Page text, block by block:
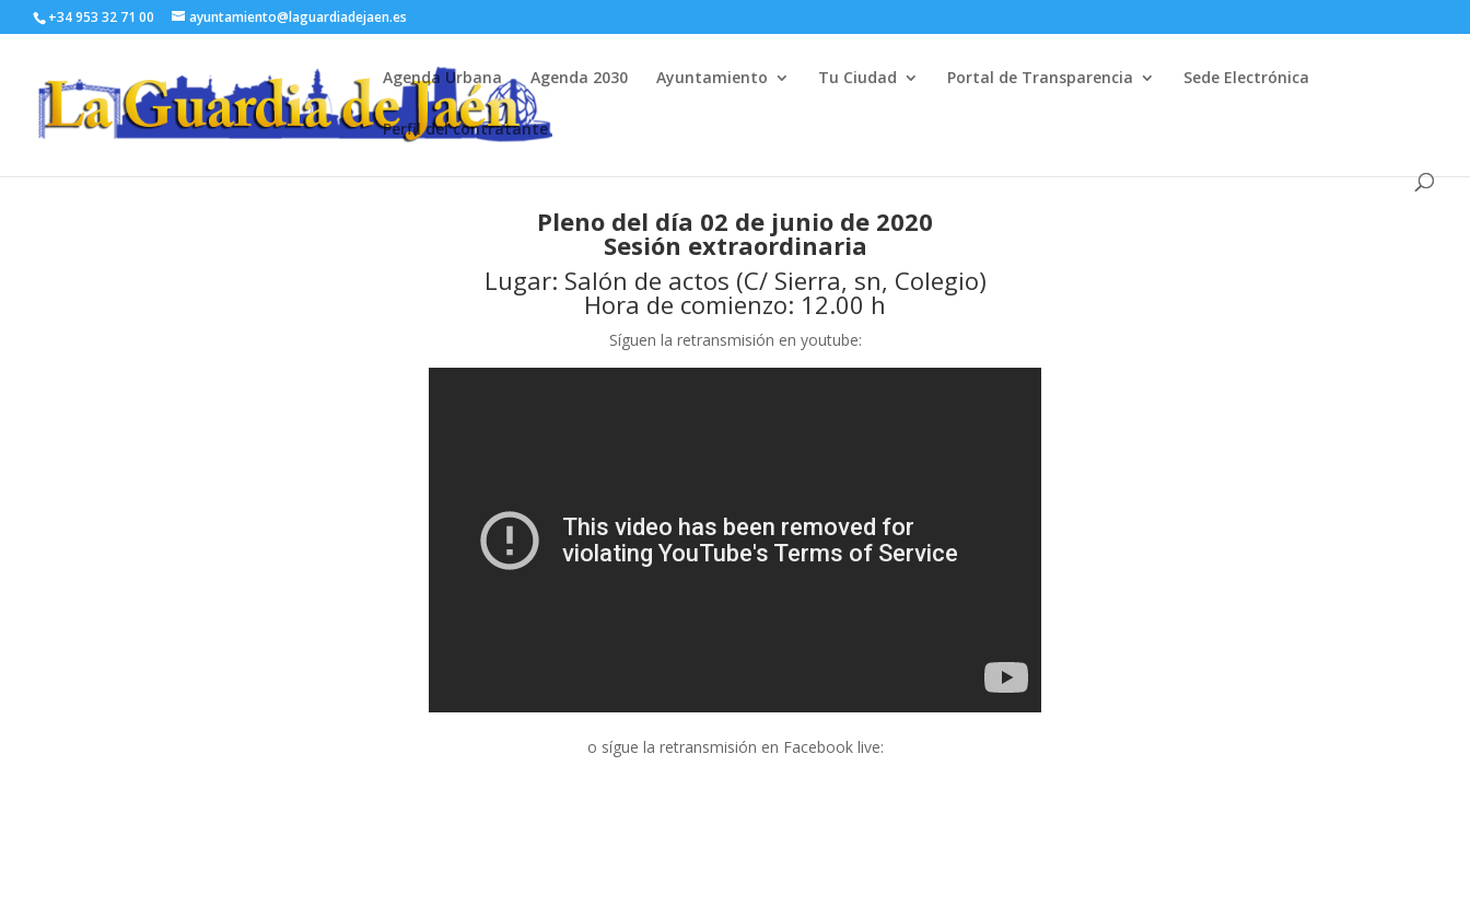
+34 953 32 71 00 ayuntamiento@laguardiadejaen.es
Agenda Urbana Agenda 2030 Ayuntamiento Tu Ciudad Portal de Transparencia Sede Electrónica
Perfil del contratante
Pleno del día 02 de junio de 2020
Sesión extraordinaria
Lugar: Salón de actos (C/ Sierra, sn, Colegio)
Hora de comienzo: 12.00 h
Síguen la retransmisión en youtube:
o sígue la retransmisión en Facebook live: